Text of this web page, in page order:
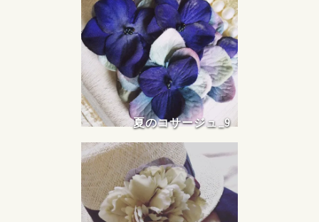
夏のコサージュ_9